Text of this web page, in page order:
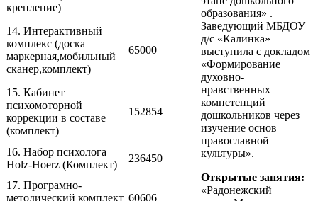
образования» .
Заведующий МБДОУ
д/с «Калинка»
выступила с докладом
«Формирование
духовно-
нравственных
компетенций
дошкольников через
изучение основ
православной
культуры».
Открытые занятия:
«Радонежский
крепление)
14. Интерактивный
комплекс (доска
маркерная,мобильный
сканер,комплект)
65000
15. Кабинет
психомоторной
коррекции в составе
(комплект)
152854
16. Набор психолога
Holz-Hoerz (Комплект)
236450
17. Програмно-
методический комплект 60606